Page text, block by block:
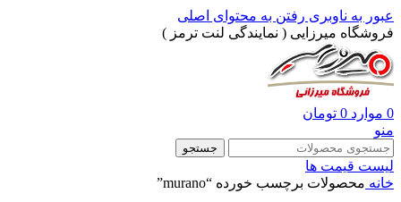
عبور به ناوبری رفتن به محتوای اصلی
فروشگاه میرزایی ( نمایندگی لنت ترمز )
0 موارد 0 تومان
منو
جستجو
لیست قیمت ها
خانه محصولات برچسب خورده “murano”